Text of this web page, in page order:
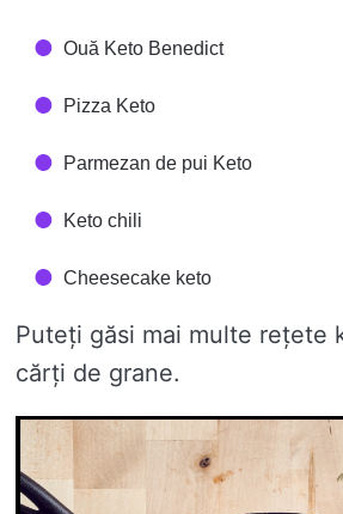
Ouă Keto Benedict
Pizza Keto
Parmezan de pui Keto
Keto chili
Cheesecake keto
Puteți găsi mai multe rețete
cărți de grane.